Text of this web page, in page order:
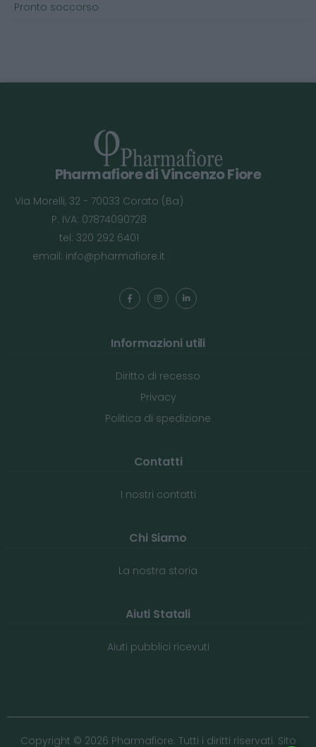
Pronto soccorso
Pharmafiore di Vincenzo Fiore
Via Morelli, 32 - 70033 Corato (Ba)
P. IVA: 07874090728
tel: 320 292 6401
email: info@pharmafiore.it
Informazioni utili
Diritto di recesso
Privacy
Politica di spedizione
Contatti
I nostri contatti
Chi Siamo
La nostra storia
Aiuti Statali
Aiuti pubblici ricevuti
Copyright © 2026 Pharmafiore. Tutti i diritti riservati. Sito